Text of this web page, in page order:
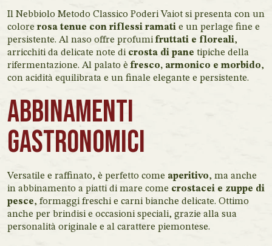
Il Nebbiolo Metodo Classico Poderi Vaiot si presenta con un
colorerosa tenue con riflessi ramati e un perlage fine e
persistente. Al naso offre profumifruttati e floreali,
arricchiti da delicate note di crosta di pane tipiche della
rifermentazione. Al palato èfresco, armonico e morbido,
con acidità equilibrata e un finale elegante e persistente.
Abbinamenti
gastronomici
Versatile e raffinato, è perfetto come aperitivo, ma anche
in abbinamento a piatti di mare come crostacei e zuppe di
pesce, formaggi freschi e carni bianche delicate. Ottimo
anche per brindisi e occasioni speciali, grazie alla sua
personalità originale e al carattere piemontese.